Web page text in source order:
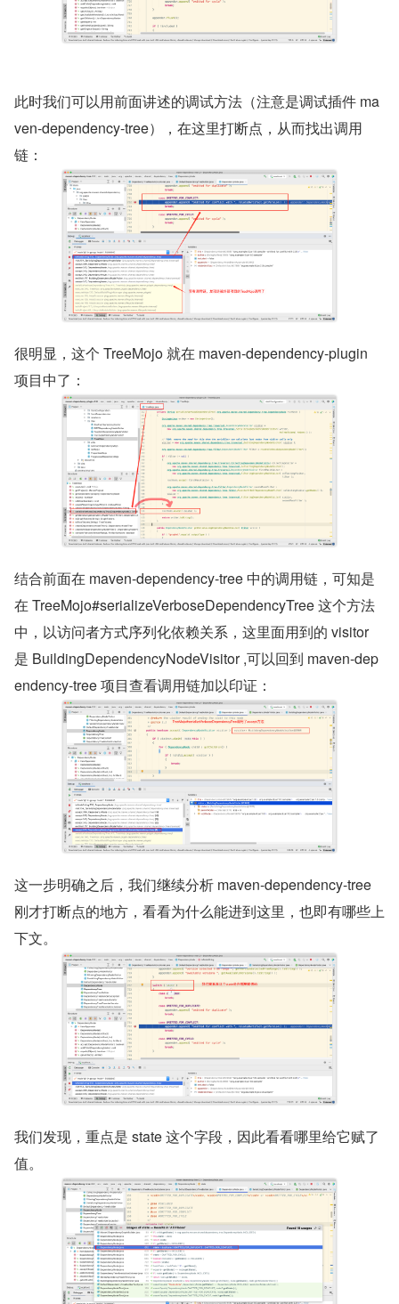
此时我们可以用前面讲述的调试方法（注意是调试插件 ma
ven-dependency-tree），在这里打断点，从而找出调用
链：
很明显，这个 TreeMojo 就在 maven-dependency-plugin
项目中了：
结合前面在 maven-dependency-tree 中的调用链，可知是
在 TreeMojo#serializeVerboseDependencyTree 这个方法
中，以访问者方式序列化依赖关系，这里面用到的 visitor
是 BuildingDependencyNodeVisitor ,可以回到 maven-dep
endency-tree 项目查看调用链加以印证：
这一步明确之后，我们继续分析 maven-dependency-tree
刚才打断点的地方，看看为什么能进到这里，也即有哪些上
下文。
我们发现，重点是 state 这个字段，因此看看哪里给它赋了
值。